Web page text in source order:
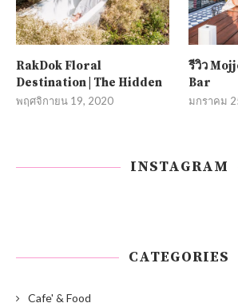
RakDok Floral
Destination | The Hidden
พฤศจิกายน 19, 2020
รีวิว
Bar
มกราคม
INSTAGRAM
CATEGORIES
Cafe' & Food